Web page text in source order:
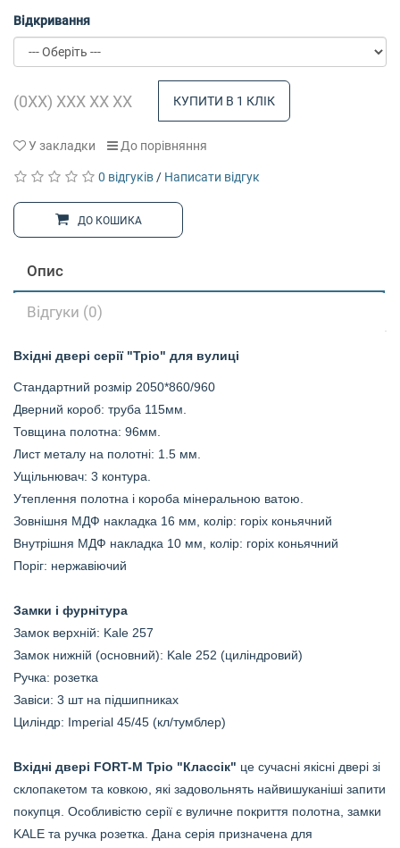
Відкривання
КУПИТИ В 1 КЛІК
У закладки До порівняння
0 відгуків / Написати відгук
ДО КОШИКА
Опис
Відгуки (0)
Вхідні двері серії "Тріо" для вулиці
Стандартний розмір 2050*860/960
Дверний короб: труба 115мм.
Товщина полотна: 96мм.
Лист металу на полотні: 1.5 мм.
Ущільнювач: 3 контура.
Утеплення полотна і короба мінеральною ватою.
Зовнішня МДФ накладка 16 мм, колір: горіх коньячний
Внутрішня МДФ накладка 10 мм, колір: горіх коньячний
Поріг: нержавіючий
Замки і фурнітура
Замок верхній: Kale 257
Замок нижній (основний): Kale 252 (циліндровий)
Ручка: розетка
Завіси: 3 шт на підшипниках
Циліндр: Imperial 45/45 (кл/тумблер)
Вхідні двері FORT-M Тріо "Классік" це сучасні якісні двері зі
склопакетом та ковкою, які задовольнять найвишуканіші запити
покупця. Особливістю серії є вуличне покриття полотна, замки
KALE та ручка розетка. Дана серія призначена для